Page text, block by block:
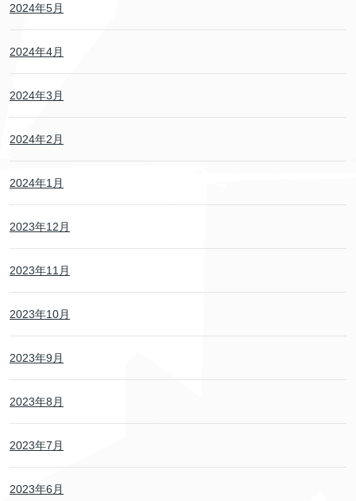
2024年5月
2024年4月
2024年3月
2024年2月
2024年1月
2023年12月
2023年11月
2023年10月
2023年9月
2023年8月
2023年7月
2023年6月